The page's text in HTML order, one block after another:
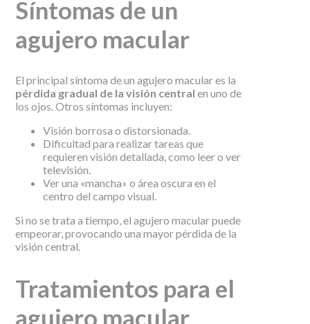
Síntomas de un
agujero macular
El principal síntoma de un agujero macular es la
pérdida gradual de la visión central en uno de
los ojos. Otros síntomas incluyen:
Visión borrosa o distorsionada.
Dificultad para realizar tareas que
requieren visión detallada, como leer o ver
televisión.
Ver una «mancha» o área oscura en el
centro del campo visual.
Si no se trata a tiempo, el agujero macular puede
empeorar, provocando una mayor pérdida de la
visión central.
Tratamientos para el
agujero macular